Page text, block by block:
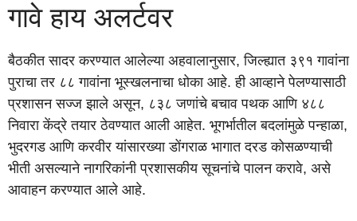
गावे हाय अलर्टवर
बैठकीत सादर करण्यात आलेल्या अहवालानुसार, जिल्ह्यात ३९१ गावांना
पुराचा तर ८८ गावांना भूस्खलनाचा धोका आहे. ही आव्हाने पेलण्यासाठी
प्रशासन सज्ज झाले असून, ८३८ जणांचे बचाव पथक आणि ४८८
निवारा केंद्रे तयार ठेवण्यात आली आहेत. भूगर्भातील बदलांमुळे पन्हाळा,
भुदरगड आणि करवीर यांसारख्या डोंगराळ भागात दरड कोसळण्याची
भीती असल्याने नागरिकांनी प्रशासकीय सूचनांचे पालन करावे, असे
आवाहन करण्यात आले आहे.